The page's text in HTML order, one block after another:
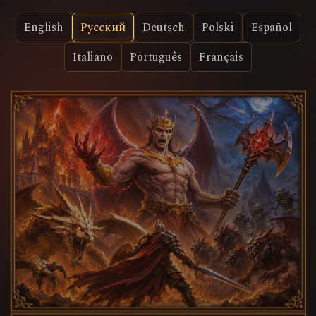
English Русский Deutsch Polski
Español
Italiano
Português Français